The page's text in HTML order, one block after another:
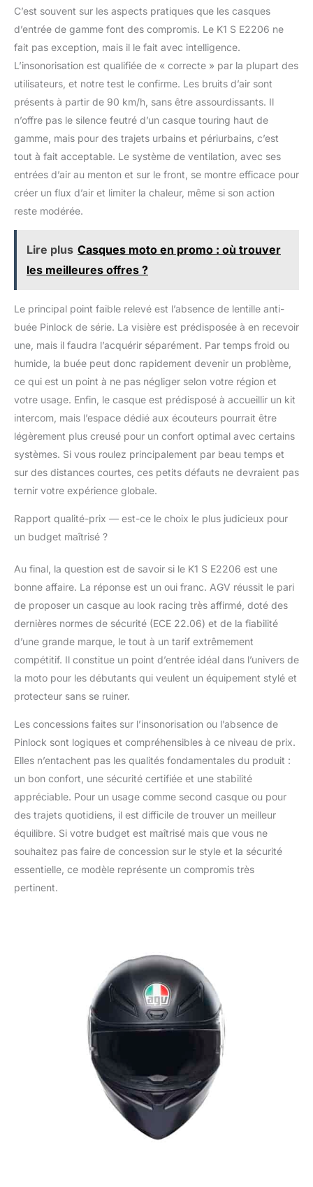
C’est souvent sur les aspects pratiques que les casques
d’entrée de gamme font des compromis. Le K1 S E2206 ne
fait pas exception, mais il le fait avec intelligence.
L’insonorisation est qualifiée de « correcte » par la plupart des
utilisateurs, et notre test le confirme. Les bruits d’air sont
présents à partir de 90 km/h, sans être assourdissants. Il
n’offre pas le silence feutré d’un casque touring haut de
gamme, mais pour des trajets urbains et périurbains, c’est
tout à fait acceptable. Le système de ventilation, avec ses
entrées d’air au menton et sur le front, se montre efficace pour
créer un flux d’air et limiter la chaleur, même si son action
reste modérée.
Lire plus Casques moto en promo : où trouver
les meilleures offres ?
Le principal point faible relevé est l’absence de lentille anti-
buée Pinlock de série. La visière est prédisposée à en recevoir
une, mais il faudra l’acquérir séparément. Par temps froid ou
humide, la buée peut donc rapidement devenir un problème,
ce qui est un point à ne pas négliger selon votre région et
votre usage. Enfin, le casque est prédisposé à accueillir un kit
intercom, mais l’espace dédié aux écouteurs pourrait être
légèrement plus creusé pour un confort optimal avec certains
systèmes. Si vous roulez principalement par beau temps et
sur des distances courtes, ces petits défauts ne devraient pas
ternir votre expérience globale.
Rapport qualité-prix — est-ce le choix le plus judicieux pour
un budget maîtrisé ?
Au final, la question est de savoir si le K1 S E2206 est une
bonne affaire. La réponse est un oui franc. AGV réussit le pari
de proposer un casque au look racing très affirmé, doté des
dernières normes de sécurité (ECE 22.06) et de la fiabilité
d’une grande marque, le tout à un tarif extrêmement
compétitif. Il constitue un point d’entrée idéal dans l’univers de
la moto pour les débutants qui veulent un équipement stylé et
protecteur sans se ruiner.
Les concessions faites sur l’insonorisation ou l’absence de
Pinlock sont logiques et compréhensibles à ce niveau de prix.
Elles n’entachent pas les qualités fondamentales du produit :
un bon confort, une sécurité certifiée et une stabilité
appréciable. Pour un usage comme second casque ou pour
des trajets quotidiens, il est difficile de trouver un meilleur
équilibre. Si votre budget est maîtrisé mais que vous ne
souhaitez pas faire de concession sur le style et la sécurité
essentielle, ce modèle représente un compromis très
pertinent.